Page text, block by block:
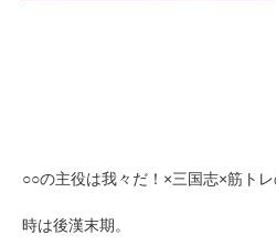
○○の主役は我々だ！×三国志×筋ト
時は後漢末期。